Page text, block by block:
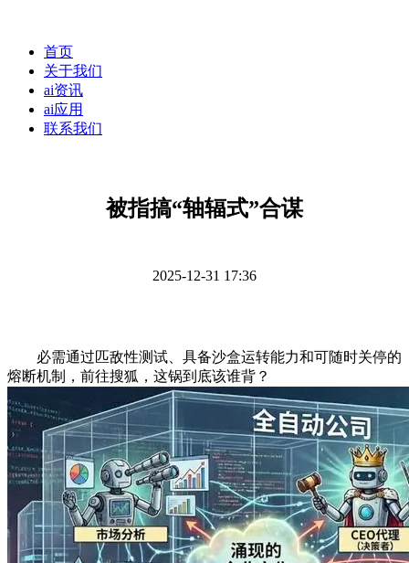
首页
关于我们
ai资讯
ai应用
联系我们
被指搞“轴辐式”合谋
2025-12-31 17:36
必需通过匹敌性测试、具备沙盒运转能力和可随时关停的
熔断机制，前往搜狐，这锅到底该谁背？